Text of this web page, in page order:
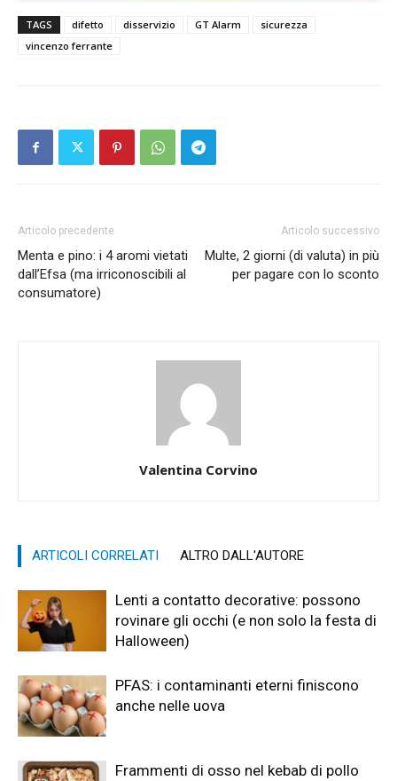
TAGS difetto disservizio GT Alarm
sicurezza
vincenzo ferrante
Articolo precedente
Menta e pino: i 4 aromi vietati
dall’Efsa (ma irriconoscibili al
consumatore)
Articolo successivo
Multe, 2 giorni (di valuta) in più
per pagare con lo sconto
Valentina Corvino
ARTICOLI CORRELATI ALTRO DALL'AUTORE
Lenti a contatto decorative: possono
rovinare gli occhi (e non solo la festa di
Halloween)
PFAS: i contaminanti eterni finiscono
anche nelle uova
Frammenti di osso nel kebab di pollo